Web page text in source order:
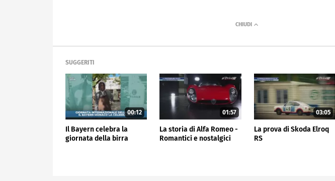
SUGGERITI
00:12
Il Bayern celebra la
giornata della birra
01:57
La storia di Alfa Romeo -
Romantici e nostalgici
03:05
La prova di Skoda Elroq
RS